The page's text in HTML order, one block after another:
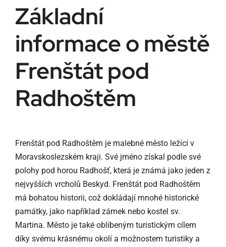
Základní
informace o městě
Frenštát pod
Radhoštěm
Frenštát pod Radhoštěm je malebné město ležící v
Moravskoslezském kraji. Své jméno získal podle své
polohy pod horou Radhošť, která je známá jako jeden z
nejvyšších vrcholů Beskyd. Frenštát pod Radhoštěm
má bohatou historii, což dokládají mnohé historické
památky, jako například zámek nebo kostel sv.
Martina. Město je také oblíbeným turistickým cílem
díky svému krásnému okolí a možnostem turistiky a